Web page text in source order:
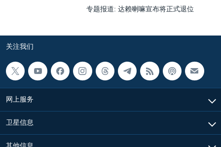
专题报道: 达赖喇嘛宣布将正式退位
关注我们
网上服务
卫星信息